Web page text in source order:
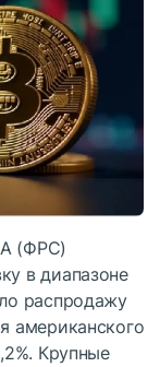
(ФРС)
в диапазоне
распродажу
американского
Крупные